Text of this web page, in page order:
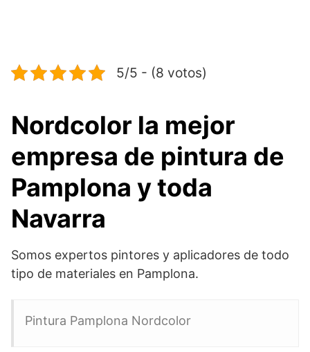
5/5 - (8 votos)
Nordcolor la mejor
empresa de pintura de
Pamplona y toda
Navarra
Somos expertos pintores y aplicadores de todo
tipo de materiales en Pamplona.
Pintura Pamplona Nordcolor